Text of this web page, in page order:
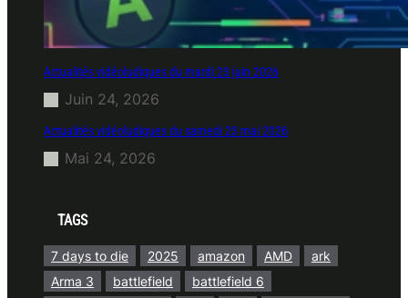
Actualités vidéoludiques du mardi 23 juin 2026
Juin 24, 2026
Actualités vidéoludiques du samedi 23 mai 2026
Mai 24, 2026
TAGS
7 days to die 2025 amazon AMD
ark
Arma 3
battlefield
battlefield 6